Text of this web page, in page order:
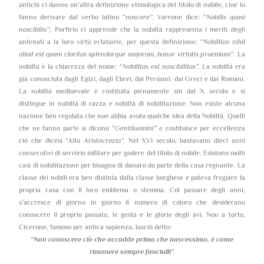
antichi ci danno un’altra definizione etimologica del titolo di nobile, cioè lo
fanno derivare dal verbo latino “noscere”. Varrone dice: “Nobilis quasi
noscibilis”; Porfirio ci apprende che la nobiltà rappresenta i meriti degli
antenati a la loro virtù eclatante, per questa definizione: “Nobilitas nihil
aliud est quam claritas splendorque majorum, honor virtutis praemium”. La
nobilta è la chiarezza del nome: “Nobilitas est noscibilitas”. La nobiltà era
già conosciuta dagli Egizi, dagli Ebrei, dai Persiani, dai Greci e dai Romani.
La nobiltà medioevale è costituita pienamente sin dal X secolo e si
distingue in nobiltà di razza e nobiltà di nobilitazione. Non esiste alcuna
nazione ben regolata che non abbia avuto qualche idea della Nobiltà. Quelli
che ne fanno parte si dicono “Gentiluomini”e costituisce per eccellenza
ciò che dicesi “Alta Aristocrazia”. Nel XVI secolo, bastavano dieci anni
consecutivi di servizio militare per godere del titolo di nobile. Esistono molti
casi di nobilitazione per bisogno di danaro da parte della casa regnante. La
classe dei nobili era ben distinta dalla classe borghese e poteva fregiare la
propria casa con il loro emblema o stemma. Col passare degli anni,
s’accresce di giorno in giorno il numero di coloro che desiderano
conoscere il proprio passato, le gesta e le glorie degli avi. Non a torto,
Cicerone, famoso per antica sapienza, lasciò detto:
“Non conoscere ciò che accadde prima che nascessimo, è come
rimanere sempre fanciulli”.